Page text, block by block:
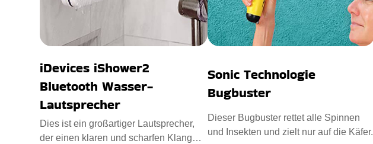
iDevices iShower2
Bluetooth Wasser-
Lautsprecher
Dies ist ein großartiger Lautsprecher,
der einen klaren und scharfen Klang
Sonic Technologie
Bugbuster
Dieser Bugbuster rettet alle Spinnen
und Insekten und zielt nur auf die Käfer.